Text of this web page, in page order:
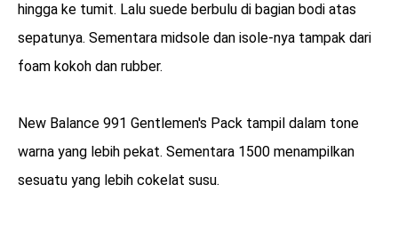
hingga ke tumit. Lalu suede berbulu di bagian bodi atas
sepatunya. Sementara midsole dan isole-nya tampak dari
foam kokoh dan rubber.
New Balance 991 Gentlemen's Pack tampil dalam tone
warna yang lebih pekat. Sementara 1500 menampilkan
sesuatu yang lebih cokelat susu.